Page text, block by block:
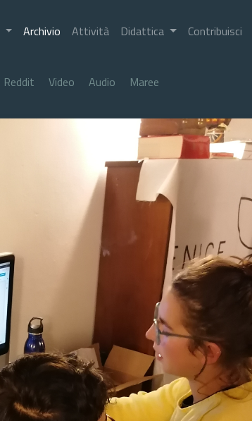
Archivio Attività Didattica Contribuisci
Reddit Video Audio Maree